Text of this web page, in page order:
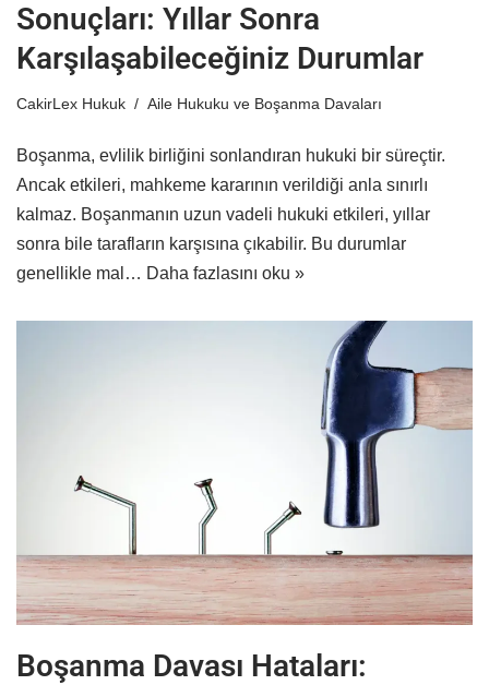
Sonuçları: Yıllar Sonra
Karşılaşabileceğiniz Durumlar
CakirLex Hukuk Aile Hukuku ve Boşanma Davaları
Boşanma, evlilik birliğini sonlandıran hukuki bir süreçtir.
Ancak etkileri, mahkeme kararının verildiği anla sınırlı
kalmaz. Boşanmanın uzun vadeli hukuki etkileri, yıllar
sonra bile tarafların karşısına çıkabilir. Bu durumlar
genellikle mal… Daha fazlasını oku »
Boşanma Davası Hataları: